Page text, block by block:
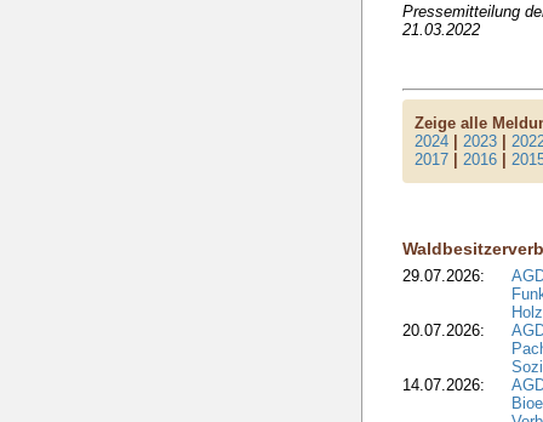
Pressemitteilung
21.03.2022
Zeige alle
2024 |2023 |
2017 |2016 |
29.07.2026:
20.07.2026:
14.07.2026: